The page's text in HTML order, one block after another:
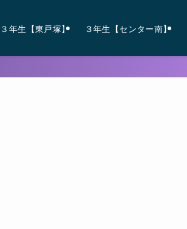
３年生【東戸塚】 ３年生【センター南】